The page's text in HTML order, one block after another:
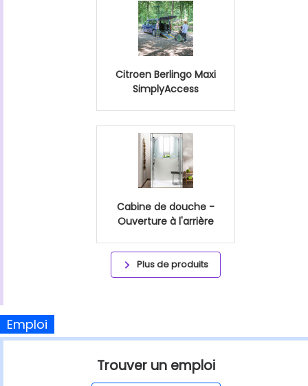
Citroen Berlingo Maxi
SimplyAccess
Cabine de douche -
Ouverture à l'arrière
Plus de produits
Emploi
Trouver un emploi